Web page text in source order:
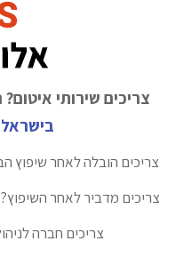
צריכים שירותי
בישראל
צריכים הובלה לאחר שיפוץ
צריכים מדביר לאחר
צריכים חברה